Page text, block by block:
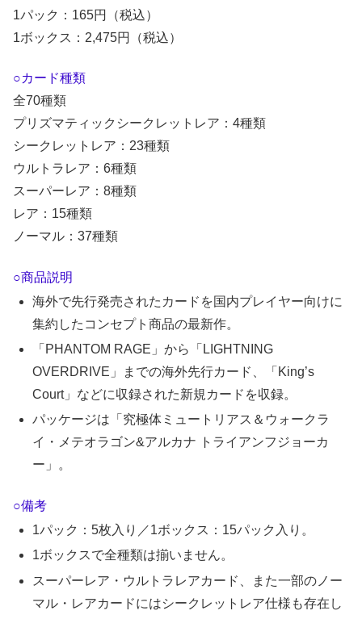
1パック：165円（税込）
1ボックス：2,475円（税込）
○カード種類
全70種類
プリズマティックシークレットレア：4種類
シークレットレア：23種類
ウルトラレア：6種類
スーパーレア：8種類
レア：15種類
ノーマル：37種類
○商品説明
海外で先行発売されたカードを国内プレイヤー向けに
集約したコンセプト商品の最新作。
「PHANTOM RAGE」から「LIGHTNING
OVERDRIVE」までの海外先行カード、「King’s
Court」などに収録された新規カードを収録。
パッケージは「究極体ミュートリアス＆ウォークラ
イ・メテオラゴン&アルカナ トライアンフジョーカ
ー」。
○備考
1パック：5枚入り／1ボックス：15パック入り。
1ボックスで全種類は揃いません。
スーパーレア・ウルトラレアカード、また一部のノー
マル・レアカードにはシークレットレア仕様も存在し